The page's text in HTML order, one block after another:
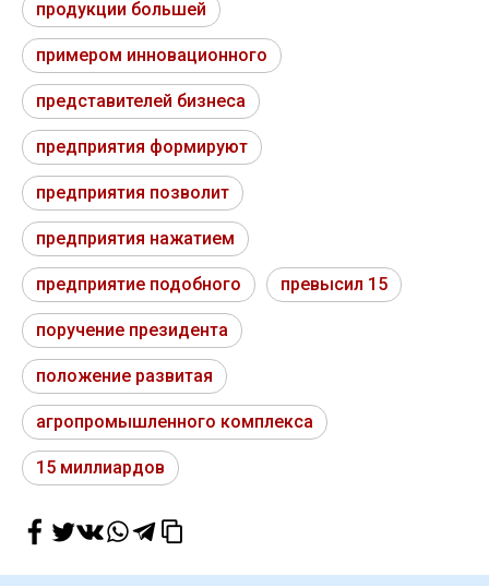
продукции большей
примером инновационного
представителей бизнеса
предприятия формируют
предприятия позволит
предприятия нажатием
предприятие подобного превысил 15
поручение президента
положение развитая
агропромышленного комплекса
15 миллиардов